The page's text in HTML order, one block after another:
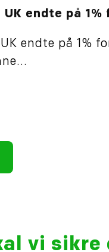
endte på 1%
endte på 1%
vi sikre